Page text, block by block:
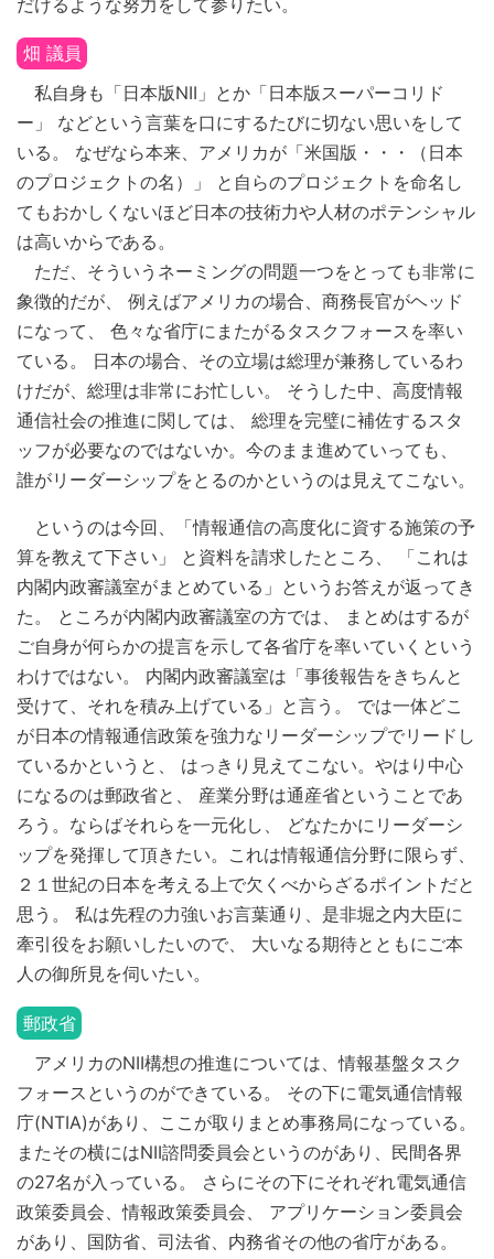
畑 議員
私自身も「日本版NII」とか「日本版スーパーコリド
ー」 などという言葉を口にするたびに切ない思いをして
いる。 なぜなら本来、アメリカが「米国版・・・（日本
のプロジェクトの名）」 と自らのプロジェクトを命名し
てもおかしくないほど日本の技術力や人材のポテンシャル
は高いからである。
ただ、そういうネーミングの問題一つをとっても非常に
象徴的だが、 例えばアメリカの場合、商務長官がヘッド
になって、 色々な省庁にまたがるタスクフォースを率い
ている。 日本の場合、その立場は総理が兼務しているわ
けだが、総理は非常にお忙しい。 そうした中、高度情報
通信社会の推進に関しては、 総理を完璧に補佐するスタ
ッフが必要なのではないか。今のまま進めていっても、
誰がリーダーシップをとるのかというのは見えてこない。
というのは今回、「情報通信の高度化に資する施策の予
算を教えて下さい」 と資料を請求したところ、 「これは
内閣内政審議室がまとめている」というお答えが返ってき
た。 ところが内閣内政審議室の方では、 まとめはするが
ご自身が何らかの提言を示して各省庁を率いていくという
わけではない。 内閣内政審議室は「事後報告をきちんと
受けて、それを積み上げている」と言う。 では一体どこ
が日本の情報通信政策を強力なリーダーシップでリードし
ているかというと、 はっきり見えてこない。やはり中心
になるのは郵政省と、 産業分野は通産省ということであ
ろう。ならばそれらを一元化し、 どなたかにリーダーシ
ップを発揮して頂きたい。これは情報通信分野に限らず、
２１世紀の日本を考える上で欠くべからざるポイントだと
思う。 私は先程の力強いお言葉通り、是非堀之内大臣に
牽引役をお願いしたいので、 大いなる期待とともにご本
人の御所見を伺いたい。
郵政省
アメリカのNII構想の推進については、情報基盤タスク
フォースというのができている。 その下に電気通信情報
庁(NTIA)があり、ここが取りまとめ事務局になっている。
またその横にはNII諮問委員会というのがあり、民間各界
の27名が入っている。 さらにその下にそれぞれ電気通信
政策委員会、情報政策委員会、 アプリケーション委員会
があり、国防省、司法省、内務省その他の省庁がある。